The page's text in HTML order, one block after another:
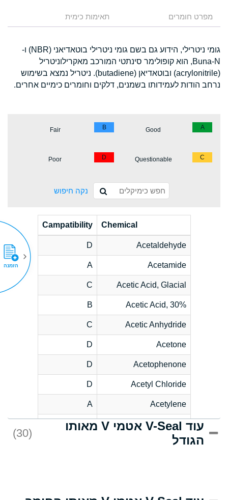
מפרט חומרים תאימות כימית
גומי ניטרילי, הידוע גם בשם גומי ניטרילי בוטאדיאני (NBR) ו-
Buna-N, הוא קופולימר סינתטי המורכב מאקרילוניטריל
(acrylonitrile) ובוטאדיאן (butadiene). ניטריל נמצא בשימוש
נרחב הודות לעמידותו בשמנים, דלקים וחומרים כימיים אחרים.
A
Good
B
Fair
C
Questionable
D
Poor
נקה חיפוש
Chemical
Campatibility
Acetaldehyde
D
Acetamide
A
Acetic Acid, Glacial
C
Acetic Acid, 30%
B
Acetic Anhydride
C
Acetone
D
Acetophenone
D
Acetyl Chloride
D
Acetylene
A
Acrlylonitrile
D
Adipic Acid
עוד V-Seal אטמי V מאותו
הגודל
(30)
הזמנה